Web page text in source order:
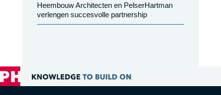
Heembouw Architecten en PelserHartman
verlengen succesvolle partnership